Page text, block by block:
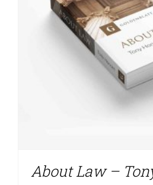
About Law –